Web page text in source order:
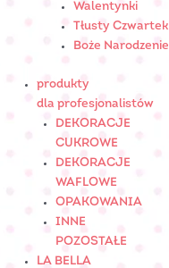
Walentynki
Tłusty Czwartek
Boże Narodzenie
produkty
dla profesjonalistów
DEKORACJE
CUKROWE
DEKORACJE
WAFLOWE
OPAKOWANIA
INNE
POZOSTAŁE
LA BELLA